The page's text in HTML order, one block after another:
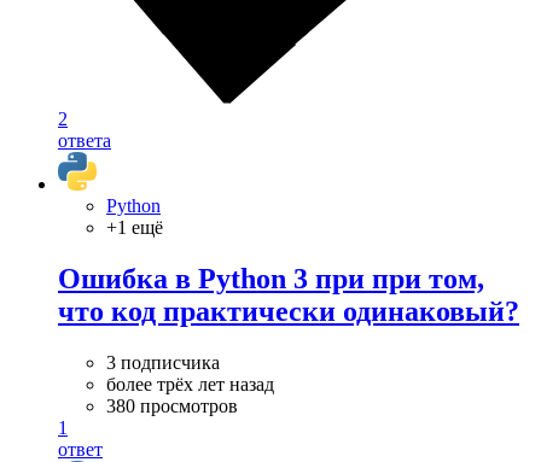
2
ответа
Python
+1 ещё
Ошибка в Python 3 при при том,
что код практически одинаковый?
3 подписчика
более трёх лет назад
380 просмотров
1
ответ